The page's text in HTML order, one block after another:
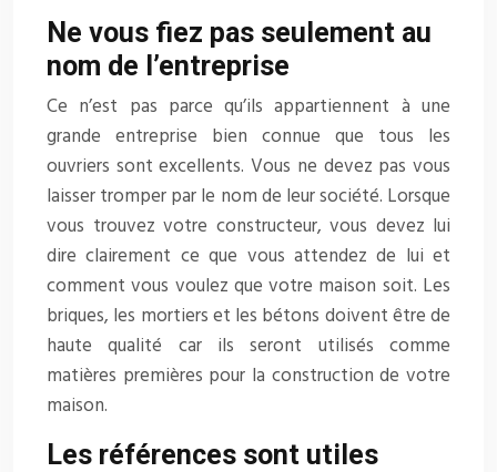
Ne vous fiez pas seulement au
nom de l’entreprise
Ce n’est pas parce qu’ils appartiennent à une
grande entreprise bien connue que tous les
ouvriers sont excellents. Vous ne devez pas vous
laisser tromper par le nom de leur société. Lorsque
vous trouvez votre constructeur, vous devez lui
dire clairement ce que vous attendez de lui et
comment vous voulez que votre maison soit. Les
briques, les mortiers et les bétons doivent être de
haute qualité car ils seront utilisés comme
matières premières pour la construction de votre
maison.
Les références sont utiles